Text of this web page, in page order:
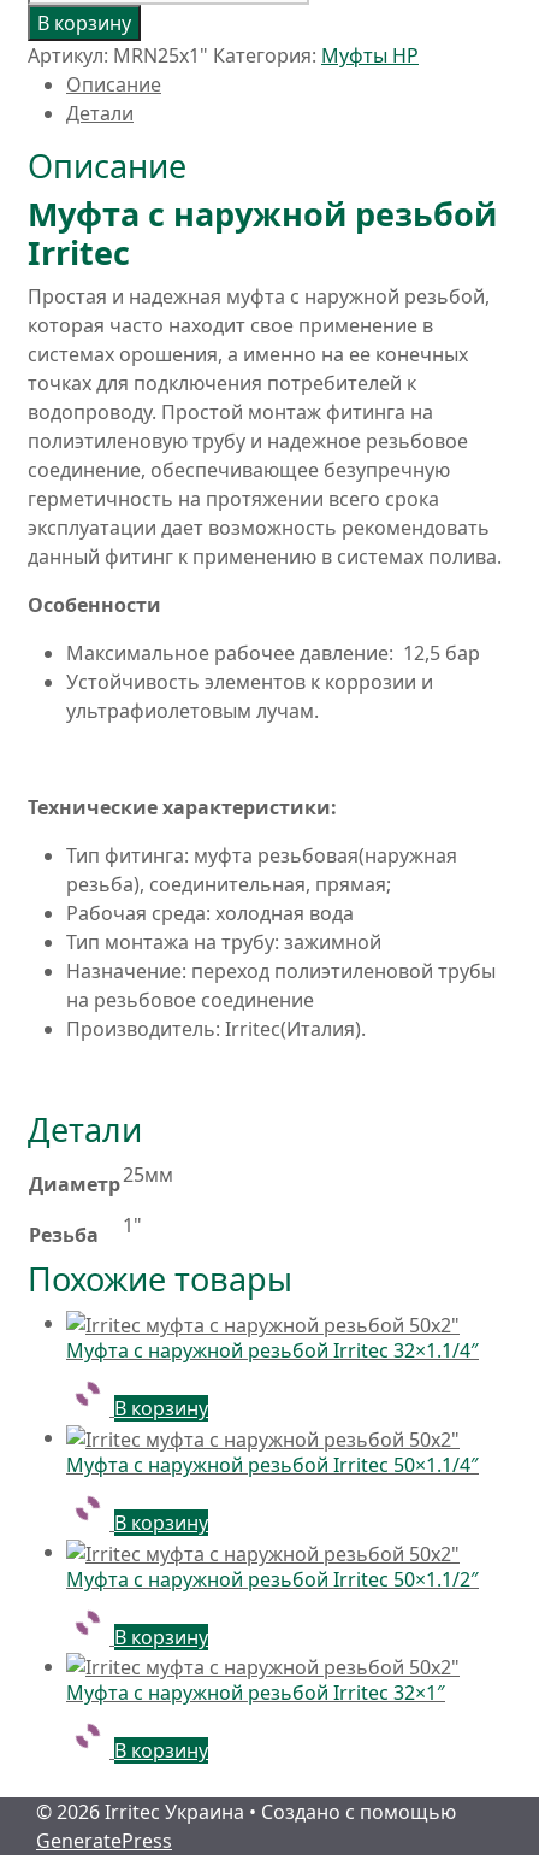
В корзину
Артикул: MRN25x1" Категория: Муфты НР
Описание
Детали
Описание
Муфта с наружной резьбой
Irritec
Простая и надежная муфта с наружной резьбой,
которая часто находит свое применение в
системах орошения, а именно на ее конечных
точках для подключения потребителей к
водопроводу. Простой монтаж фитинга на
полиэтиленовую трубу и надежное резьбовое
соединение, обеспечивающее безупречную
герметичность на протяжении всего срока
эксплуатации дает возможность рекомендовать
данный фитинг к применению в системах полива.
Особенности
Максимальное рабочее давление: 12,5 бар
Устойчивость элементов к коррозии и
ультрафиолетовым лучам.
Технические характеристики:
Тип фитинга: муфта резьбовая(наружная
резьба), соединительная, прямая;
Рабочая среда: холодная вода
Тип монтажа на трубу: зажимной
Назначение: переход полиэтиленовой трубы
на резьбовое соединение
Производитель: Irritec(Италия).
Детали
Диаметр25мм
Резьба 1"
Похожие товары
Муфта с наружной резьбой Irritec 32×1.1/4″
В корзину
Муфта с наружной резьбой Irritec 50×1.1/4″
В корзину
Муфта с наружной резьбой Irritec 50×1.1/2″
В корзину
Муфта с наружной резьбой Irritec 32×1″
В корзину
© 2026 Irritec Украина • Создано с помощью
GeneratePress